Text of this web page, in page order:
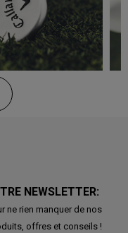
NEWSLETTER:
ne rien manquer de nos
offres et conseils !